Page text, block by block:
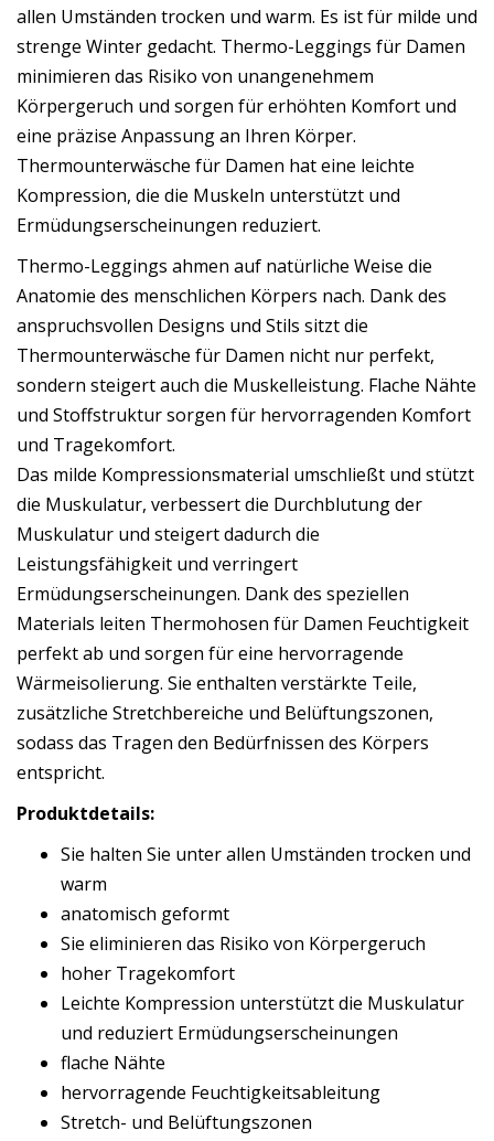
allen Umständen trocken und warm. Es ist für milde und
strenge Winter gedacht. Thermo-Leggings für Damen
minimieren das Risiko von unangenehmem
Körpergeruch und sorgen für erhöhten Komfort und
eine präzise Anpassung an Ihren Körper.
Thermounterwäsche für Damen hat eine leichte
Kompression, die die Muskeln unterstützt und
Ermüdungserscheinungen reduziert.
Thermo-Leggings ahmen auf natürliche Weise die
Anatomie des menschlichen Körpers nach. Dank des
anspruchsvollen Designs und Stils sitzt die
Thermounterwäsche für Damen nicht nur perfekt,
sondern steigert auch die Muskelleistung. Flache Nähte
und Stoffstruktur sorgen für hervorragenden Komfort
und Tragekomfort.
Das milde Kompressionsmaterial umschließt und stützt
die Muskulatur, verbessert die Durchblutung der
Muskulatur und steigert dadurch die
Leistungsfähigkeit und verringert
Ermüdungserscheinungen. Dank des speziellen
Materials leiten Thermohosen für Damen Feuchtigkeit
perfekt ab und sorgen für eine hervorragende
Wärmeisolierung. Sie enthalten verstärkte Teile,
zusätzliche Stretchbereiche und Belüftungszonen,
sodass das Tragen den Bedürfnissen des Körpers
entspricht.
Produktdetails:
Sie halten Sie unter allen Umständen trocken und
warm
anatomisch geformt
Sie eliminieren das Risiko von Körpergeruch
hoher Tragekomfort
Leichte Kompression unterstützt die Muskulatur
und reduziert Ermüdungserscheinungen
flache Nähte
hervorragende Feuchtigkeitsableitung
Stretch- und Belüftungszonen